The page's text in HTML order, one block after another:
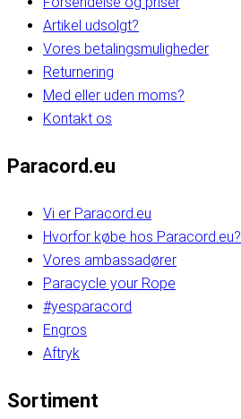
Artikel udsolgt?
Vores betalingsmuligheder
Returnering
Med eller uden moms?
Kontakt os
Paracord.eu
Vi er Paracord.eu
Hvorfor købe hos Paracord.eu?
Vores ambassadører
Paracycle your Rope
#yesparacord
Engros
Aftryk
Sortiment